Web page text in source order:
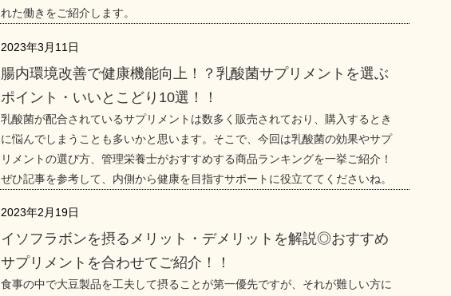
れた働きをご紹介します。
2023年3月11日
腸内環境改善で健康機能向上！？乳酸菌サプリメントを選ぶ
ポイント・いいとこどり10選！！
乳酸菌が配合されているサプリメントは数多く販売されており、購入するとき
に悩んでしまうことも多いかと思います。そこで、今回は乳酸菌の効果やサプ
リメントの選び方、管理栄養士がおすすめする商品ランキングを一挙ご紹介！
ぜひ記事を参考して、内側から健康を目指すサポートに役立ててくださいね。
2023年2月19日
イソフラボンを摂るメリット・デメリットを解説◎おすすめ
サプリメントを合わせてご紹介！！
食事の中で大豆製品を工夫して摂ることが第一優先ですが、それが難しい方に